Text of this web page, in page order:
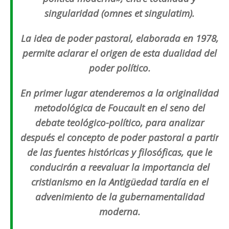
singularidad (omnes et singulatim).
La idea de poder pastoral, elaborada en 1978,
permite aclarar el origen de esta dualidad del
poder político.
En primer lugar atenderemos a la originalidad
metodológica de Foucault en el seno del
debate teológico-político, para analizar
después el concepto de poder pastoral a partir
de las fuentes históricas y filosóficas, que le
conducirán a reevaluar la importancia del
cristianismo en la Antigüedad tardía en el
advenimiento de la gubernamentalidad
moderna.